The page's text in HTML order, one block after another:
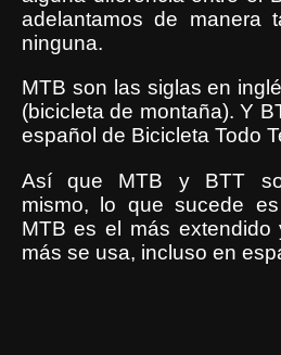
adelantamos de manera
ninguna.
MTB son las siglas en
(bicicleta de montaña). Y
español de Bicicleta Todo
Así que MTB y BTT
mismo, lo que sucede
MTB es el más
más se usa, incluso en